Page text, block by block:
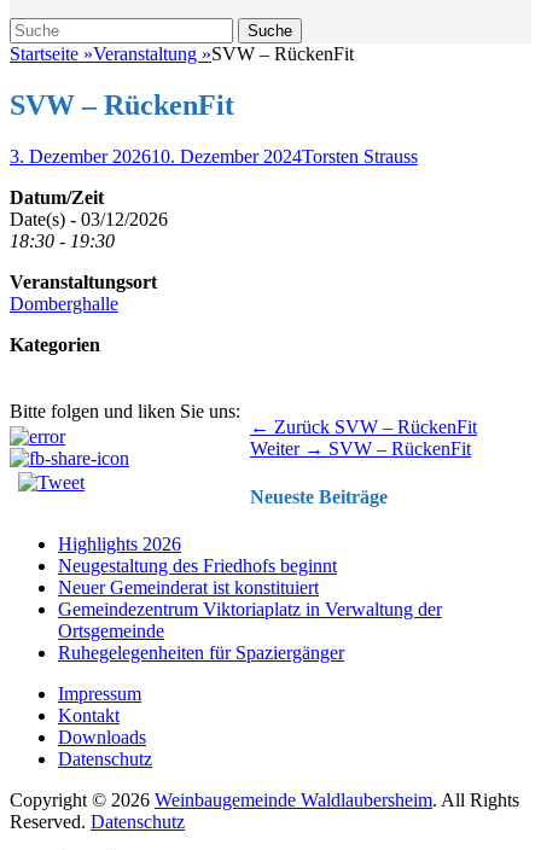
Suche
Suche
nach:
Startseite »Veranstaltung »SVW – RückenFit
SVW – RückenFit
Veröffentlicht
3. Dezember 202610. Dezember 2024Autor
Torsten Strauss
Datum/Zeit
Date(s) - 03/12/2026
18:30 - 19:30
Veranstaltungsort
Domberghalle
Kategorien
Bitte folgen und liken Sie uns:
Beitragsnavigation ← Zurück Vorhergehender
Beitrag:
SVW – RückenFit
Weiter → Nächster
SVW – RückenFit
Neueste Beiträge
Highlights 2026
Neugestaltung des Friedhofs beginnt
Neuer Gemeinderat ist konstituiert
Gemeindezentrum Viktoriaplatz in Verwaltung der
Ortsgemeinde
Ruhegelegenheiten für Spaziergänger
Impressum
Kontakt
Downloads
Datenschutz
Copyright © 2026 Weinbaugemeinde Waldlaubersheim. All Rights
Reserved. Datenschutz